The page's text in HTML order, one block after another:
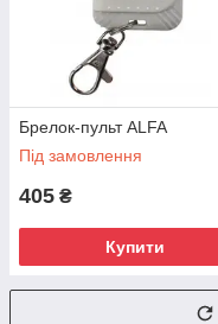
Брелок-пульт ALFA
Під замовлення
405 ₴
Купити